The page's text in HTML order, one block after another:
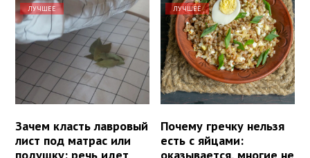
ЛУЧШЕЕ
Зачем класть лавровый
лист под матрас или
ЛУЧШЕЕ
Почему гречку нельзя
есть с яйцами: